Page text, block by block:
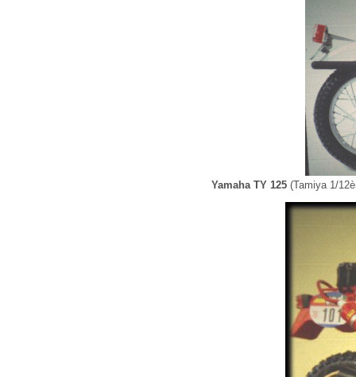
Yamaha TY 125 (Tamiya 1/